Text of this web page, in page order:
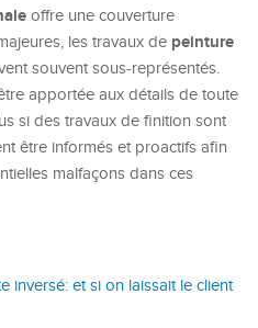
offre une couverture
les travaux de peinture
souvent sous-représentés.
apportée aux détails de toute
si des travaux de finition sont
être informés et proactifs afin
malfaçons dans ces
inversé: et si on laissait le client